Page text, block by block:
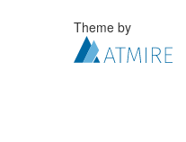
Theme by